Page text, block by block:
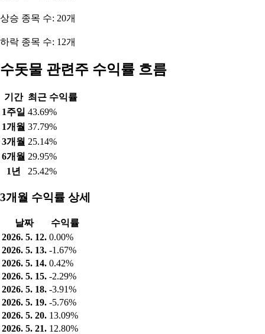
상승 종목 수: 20개
하락 종목 수: 12개
수돗물 관련주 수익률 흐름
기간 최근 수익률
1주일 43.69%
1개월 37.79%
3개월 25.14%
6개월 29.95%
1년
25.42%
3개월 수익률 상세
날짜
수익률
2026. 5. 12. 0.00%
2026. 5. 13. -1.67%
2026. 5. 14. 0.42%
2026. 5. 15. -2.29%
2026. 5. 18. -3.91%
2026. 5. 19. -5.76%
2026. 5. 20. 13.09%
2026. 5. 21. 12.80%